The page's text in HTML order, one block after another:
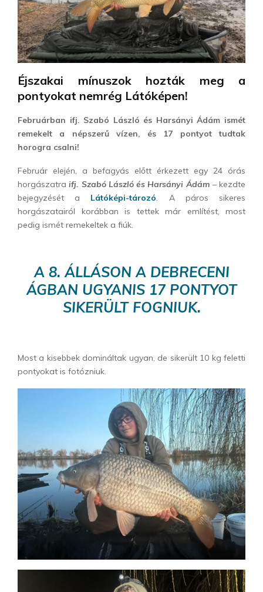
Éjszakai mínuszok hozták meg a
pontyokat nemrég Látóképen!
Februárban ifj. Szabó László és Harsányi Ádám ismét
remekelt a népszerű vízen, és 17 pontyot tudtak
horogra csalni!
Február elején, a befagyás előtt érkezett egy 24 órás
horgászatraifj. Szabó László és Harsányi Ádám – kezdte
bejegyzését a Látóképi-tározó. A páros sikeres
horgászatairól korábban is tettek már említést, most
pedig ismét remekeltek a fiúk.
A 8. ÁLLÁSON A DEBRECENI
ÁGBAN UGYANIS 17 PONTYOT
SIKERÜLT FOGNIUK.
Most a kisebbek domináltak ugyan, de sikerült 10 kg feletti
pontyokat is fotózniuk.